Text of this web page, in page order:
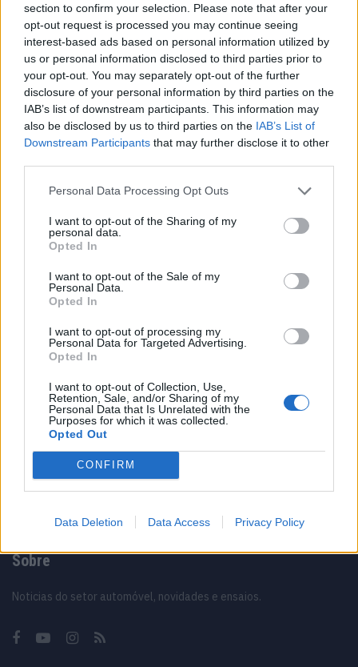
section to confirm your selection. Please note that after your
opt-out request is processed you may continue seeing
interest-based ads based on personal information utilized by
us or personal information disclosed to third parties prior to
your opt-out. You may separately opt-out of the further
disclosure of your personal information by third parties on the
IAB’s list of downstream participants. This information may
also be disclosed by us to third parties on the IAB’s List of
Downstream Participants that may further disclose it to other
Personal Data Processing Opt Outs
I want to opt-out of the Sharing of my
personal data.
Opted In
I want to opt-out of the Sale of my
Personal Data.
Opted In
I want to opt-out of processing my
Personal Data for Targeted Advertising.
Opted In
I want to opt-out of Collection, Use,
Retention, Sale, and/or Sharing of my
Personal Data that Is Unrelated with the
Purposes for which it was collected.
Opted Out
CONFIRM
Data Deletion Data Access Privacy Policy
McLaren tem dois modelos para todas as
carteiras… em Lego
RICARDO CARVALHO 28/02/2023 0
Lamborghini e Grupo Lego reproduzem
Sián FKP 37, o Lambo mais potente
29/05/2020 0
Trending Comments Latest
que todos podem comprar
Vídeo – Tesla Cybertruck – Nunca vimos
nada assim!
O Toyota mais português continua à venda
40 anos depois
31/07/2026
Vídeo – Os renovados Skoda Scala e Kamiq
12/02/2024
Sobre
Noticias do setor automóvel, novidades e ensaios.